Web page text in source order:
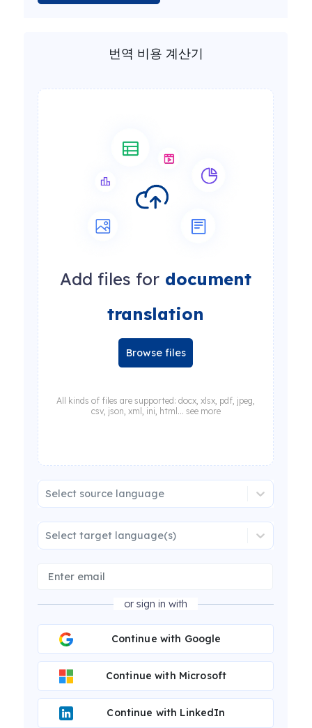
번역 비용 계산기
Add files for document
translation
Browse files
All kinds of files are supported: docx, xlsx, pdf, jpeg,
csv, json, xml, ini, html... see more
Select source language
Select target language(s)
or sign in with
Continue with Google
Continue with Microsoft
Continue with LinkedIn